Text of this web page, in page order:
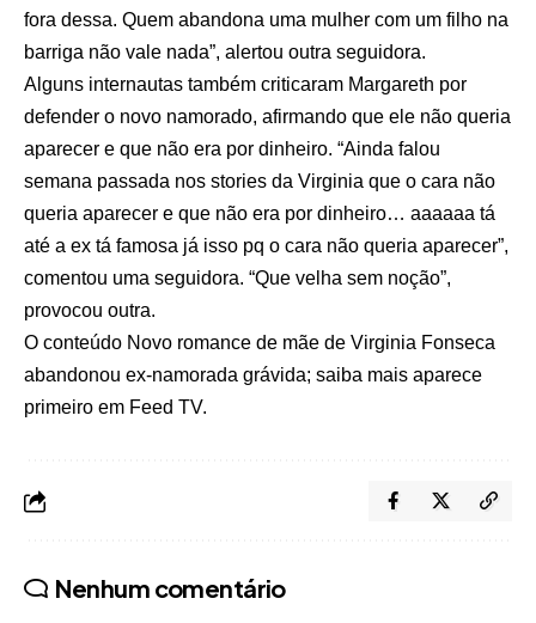
fora dessa. Quem abandona uma mulher com um filho na
barriga não vale nada”, alertou outra seguidora.
Alguns internautas também criticaram Margareth por
defender o novo namorado, afirmando que ele não queria
aparecer e que não era por dinheiro. “Ainda falou
semana passada nos stories da Virginia que o cara não
queria aparecer e que não era por dinheiro… aaaaaa tá
até a ex tá famosa já isso pq o cara não queria aparecer”,
comentou uma seguidora. “Que velha sem noção”,
provocou outra.
O conteúdo Novo romance de mãe de Virginia Fonseca
abandonou ex-namorada grávida; saiba mais aparece
primeiro em Feed TV.
Nenhum comentário